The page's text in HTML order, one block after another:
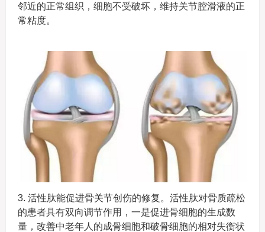
邻近的正常组织，细胞不受破坏，维持关节腔滑液的正
常粘度。
3. 活性肽能促进骨关节创伤的修复。活性肽对骨质疏松
的患者具有双向调节作用，一是促进骨细胞的生成数
量，改善中老年人的成骨细胞和破骨细胞的相对失衡状